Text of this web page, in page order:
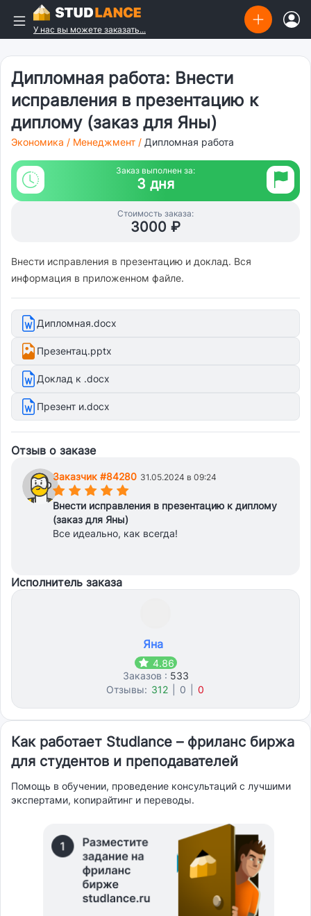
У нас вы можете заказать...
Дипломная работа: Внести
исправления в презентацию к
диплому (заказ для Яны)
Экономика / Менеджмент / Дипломная работа
Заказ выполнен за:
3 дня
Стоимость заказа:
3000 ₽
Внести исправления в презентацию и доклад. Вся
информация в приложенном файле.
Дипломная.docx
Презентац.pptx
Доклад к .docx
Презент и.docx
Отзыв о заказе
Заказчик #84280 31.05.2024 в 09:24
(*)(*)(*)(*)(*)
Внести исправления в презентацию к диплому
(заказ для Яны)
Все идеально, как всегда!
Исполнитель заказа
Яна
4.86
Заказов : 533
Отзывы: 312 0 0
Как работает Studlance – фриланс биржа
для студентов и преподавателей
Помощь в обучении, проведение консультаций с лучшими
экспертами, копирайтинг и переводы.